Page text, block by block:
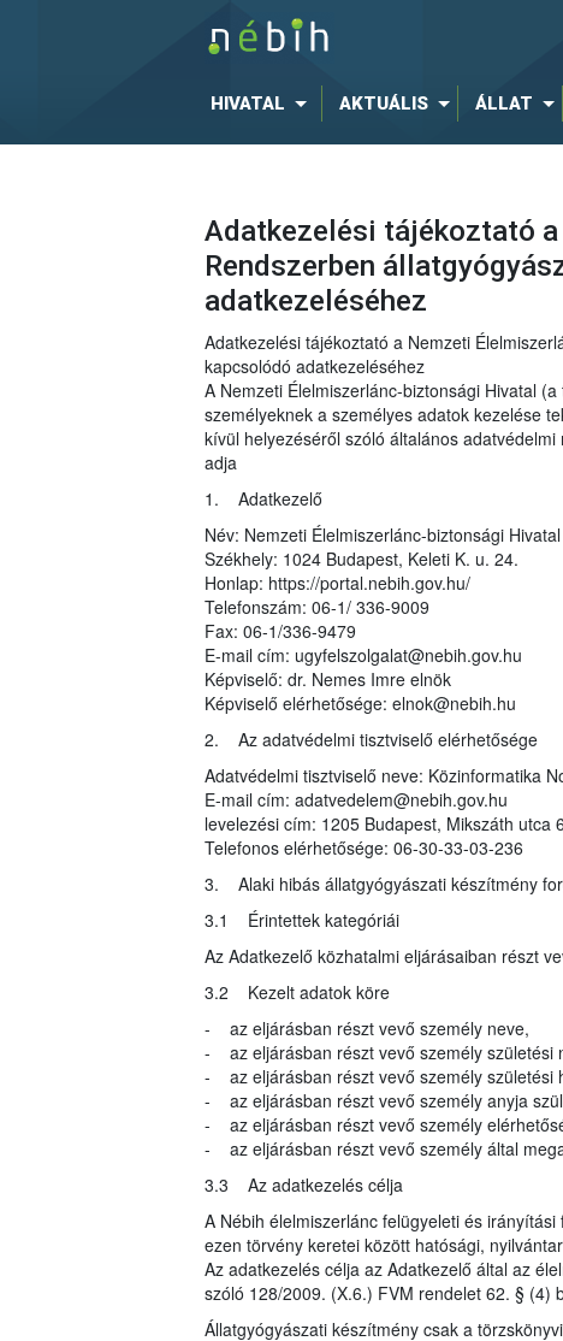
HIVATAL AKTUÁLIS ÁLLAT
Adatkezelési tájékoztató
Rendszerben
adatkezeléséhez
Adatkezelési tájékoztató a Nemzeti
kapcsolódó adatkezeléséhez
A Nemzeti Élelmiszerlánc-biztonsági Hivatal
személyeknek a személyes adatok kezelése
kívül helyezéséről szóló általános
adja
1. Adatkezelő
Név: Nemzeti Élelmiszerlánc-biztonsági Hivatal
Székhely: 1024 Budapest, Keleti K. u. 24.
Honlap: https://portal.nebih.gov.hu/
Telefonszám: 06-1/ 336-9009
Fax: 06-1/336-9479
E-mail cím: ugyfelszolgalat@nebih.gov.hu
Képviselő: dr. Nemes Imre elnök
Képviselő elérhetősége: elnok@nebih.hu
2. Az adatvédelmi tisztviselő elérhetősége
Adatvédelmi tisztviselő neve: Közinformatika
E-mail cím: adatvedelem@nebih.gov.hu
levelezési cím: 1205 Budapest, Mikszáth utca
Telefonos elérhetősége: 06-30-33-03-236
3. Alaki hibás állatgyógyászati készítmény
3.1 Érintettek kategóriái
Az Adatkezelő közhatalmi eljárásaiban részt
3.2 Kezelt adatok köre
- az eljárásban részt vevő személy neve,
- az eljárásban részt vevő személy születési
- az eljárásban részt vevő személy születési
- az eljárásban részt vevő személy anyja
- az eljárásban részt vevő személy
- az eljárásban részt vevő személy által
3.3 Az adatkezelés célja
A Nébih élelmiszerlánc felügyeleti és
ezen törvény keretei között hatósági,
Az adatkezelés célja az Adatkezelő által az
szóló 128/2009. (X.6.) FVM rendelet 62. § (4)
Állatgyógyászati készítmény csak a